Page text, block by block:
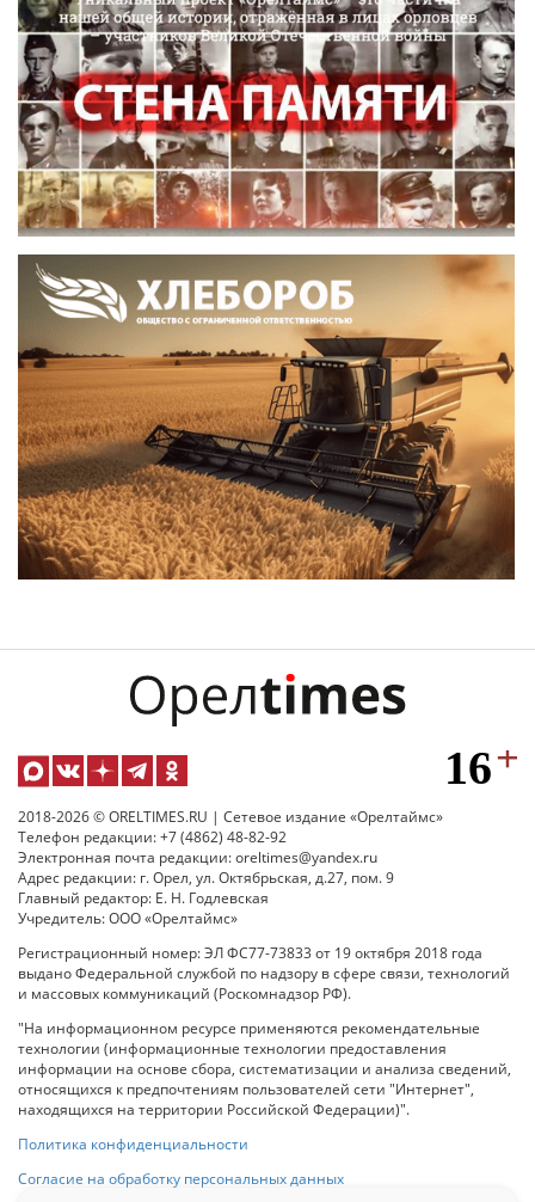
2018-2026 © ORELTIMES.RU | Сетевое издание «Орелтаймс»
Телефон редакции: +7 (4862) 48-82-92
Электронная почта редакции: oreltimes@yandex.ru
Адрес редакции: г. Орел, ул. Октябрьская, д.27, пом. 9
Главный редактор: Е. Н. Годлевская
Учредитель: ООО «Орелтаймс»
Регистрационный номер: ЭЛ ФС77-73833 от 19 октября 2018 года
выдано Федеральной службой по надзору в сфере связи, технологий
и массовых коммуникаций (Роскомнадзор РФ).
"На информационном ресурсе применяются рекомендательные
технологии (информационные технологии предоставления
информации на основе сбора, систематизации и анализа сведений,
относящихся к предпочтениям пользователей сети "Интернет",
находящихся на территории Российской Федерации)".
Политика конфиденциальности
Согласие на обработку персональных данных